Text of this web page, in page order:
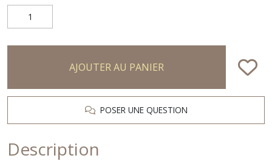
AJOUTER AU PANIER
POSER UNE QUESTION
Description